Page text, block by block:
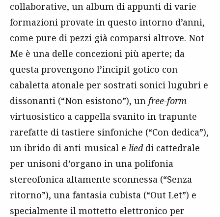
collaborative, un album di appunti di varie
formazioni provate in questo intorno d’anni,
come pure di pezzi già comparsi altrove. Not
Me è una delle concezioni più aperte; da
questa provengono l’incipit gotico con
cabaletta atonale per sostrati sonici lugubri e
dissonanti (“Non esistono”), un free-form
virtuosistico a cappella svanito in trapunte
rarefatte di tastiere sinfoniche (“Con dedica”),
un ibrido di anti-musical e lieddi cattedrale
per unisoni d’organo in una polifonia
stereofonica altamente sconnessa (“Senza
ritorno”), una fantasia cubista (“Out Let”) e
specialmente il mottetto elettronico per